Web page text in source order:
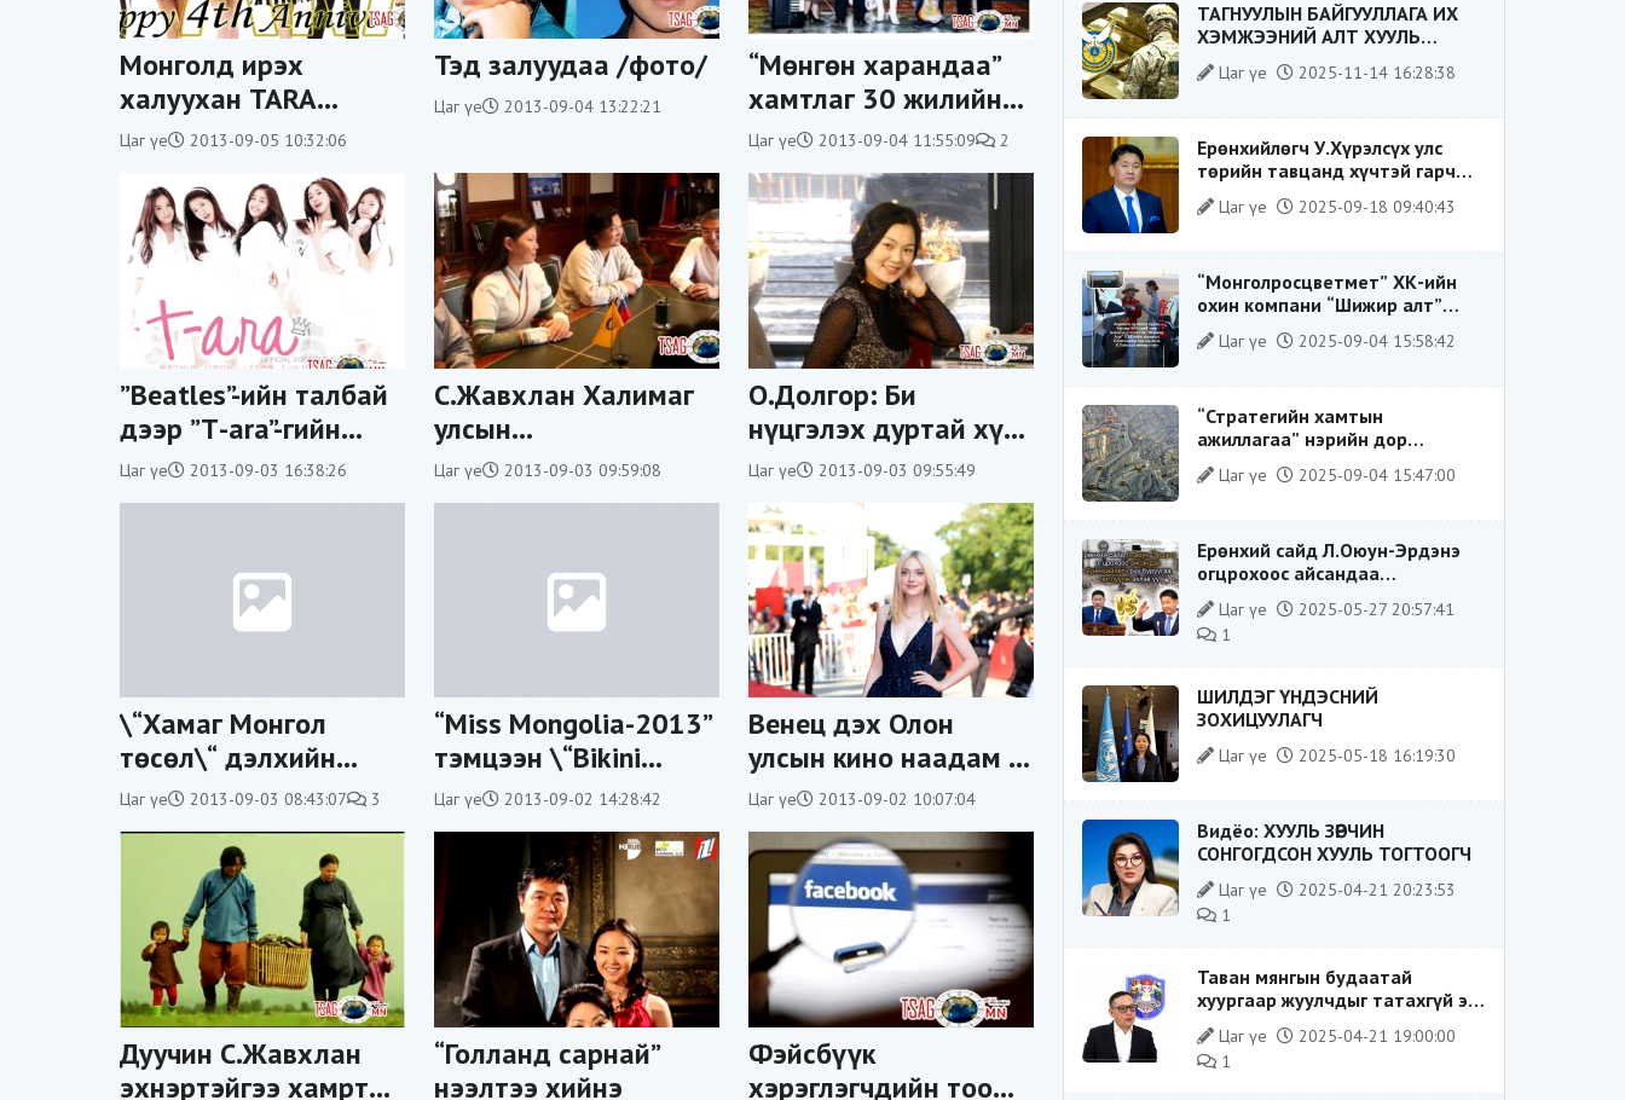
Монголд ирэх
халуухан TARA
(фото)
Цаг үе 2013-09-05 10:32:06
Тэд залуудаа /фото/
Цаг үе 2013-09-04 13:22:21
“Мөнгөн харандаа”
хамтлаг 30 жилийн
ойн тоглолтоо хийнэ
Цаг үе 2013-09-04 11:55:09 2
”Beatles”-ийн талбай
дээр ”Т-ara”-гийн
фэнүүд цуглана
Цаг үе 2013-09-03 16:38:26
С.Жавхлан Халимаг
улсын
ерөнхийлөгчтэй
уулзжээ
Цаг үе 2013-09-03 09:59:08
О.Долгор: Би
нүцгэлэх дуртай хүн
биш
Цаг үе 2013-09-03 09:55:49
\“Хамаг Монгол
төсөл\“ дэлхийн
Монголчуудаар
аялаж байна (фото)
Цаг үе 2013-09-03 08:43:07 3
“Miss Mongolia-2013”
тэмцээн \“Bikini
Show\“-гаар
үргэлжилнэ
Цаг үе 2013-09-02 14:28:42
Венец дэх Олон
улсын кино наадам /
фото/
Цаг үе 2013-09-02 10:07:04
Дуучин С.Жавхлан
эхнэртэйгээ хамртан
“Голланд сарнай”
нээлтээ хийнэ
Фэйсбүүк
хэрэглэгчдийн тоо
ТАГНУУЛЫН БАЙГУУЛЛАГА ИХ
ХЭМЖЭЭНИЙ АЛТ ХУУЛЬ
БУСААР ХИЛЭЭР ГАРГАХ ГЭЖ
БАЙСАН ҮЙЛДЛИЙГ ТАСЛАН
Цаг үе 2025-11-14 16:28:38
Ерөнхийлөгч У.Хүрэлсүх улс
төрийн тавцанд хүчтэй гарч
ирэхдээ өөрийгөө шударга
ёсны төлөө тэмцэгч, “хуучин
таниулсан.
Цаг үе 2025-09-18 09:40:43
“Монголросцветмет” ХК-ийн
охин компани “Шижир алт”
ХХК-ийн Гүйцэтгэх захирлаар
ажиллаж байсан О.Баттөмөрт
Цаг үе 2025-09-04 15:58:42
“Стратегийн хамтын
ажиллагаа” нэрийн дор
“Чимээгүй хөрөнгө хуримтлал”
Цаг үе 2025-09-04 15:47:00
Ерөнхий сайд Л.Оюун-Эрдэнэ
огцрохоос айсандаа
Ерөнхийлөгч рүү буруугаа
чиглүүлж эхлэв үү
Цаг үе
2025-05-27 20:57:41
1
ШИЛДЭГ ҮНДЭСНИЙ
ЗОХИЦУУЛАГЧ
Цаг үе 2025-05-18 16:19:30
Видёо: ХУУЛЬ ЗӨРЧИН
СОНГОГДСОН ХУУЛЬ ТОГТООГЧ
Цаг үе
2025-04-21 20:23:53
1
Таван мянгын будаатай
хуургаар жуулчдыг татахгүй ээ,
Д.Батсүх ээ
Цаг үе
2025-04-21 19:00:00
1